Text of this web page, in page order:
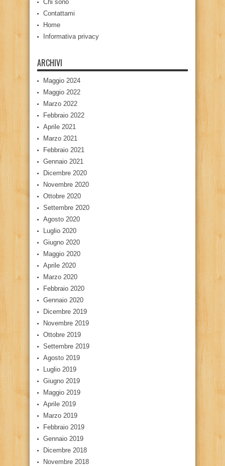
Chi sono
Contattami
Home
Informativa privacy
ARCHIVI
Maggio 2024
Maggio 2022
Marzo 2022
Febbraio 2022
Aprile 2021
Marzo 2021
Febbraio 2021
Gennaio 2021
Dicembre 2020
Novembre 2020
Ottobre 2020
Settembre 2020
Agosto 2020
Luglio 2020
Giugno 2020
Maggio 2020
Aprile 2020
Marzo 2020
Febbraio 2020
Gennaio 2020
Dicembre 2019
Novembre 2019
Ottobre 2019
Settembre 2019
Agosto 2019
Luglio 2019
Giugno 2019
Maggio 2019
Aprile 2019
Marzo 2019
Febbraio 2019
Gennaio 2019
Dicembre 2018
Novembre 2018